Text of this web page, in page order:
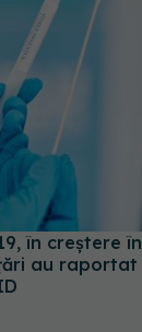
în creștere
au raportat